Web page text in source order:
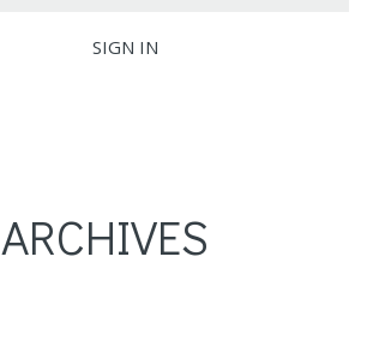
SIGN IN
ARCHIVES